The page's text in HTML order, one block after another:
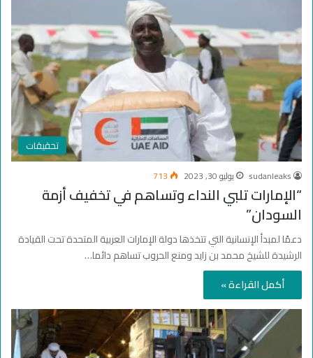
تحقيقات
sudanleaks يوليو 30, 2023 713
“الإمارات تلبي النداء وتساهم في تخفيف أزمة
السودان”
دعمًا لمبدأ الإنسانية التي تتخذها دولة الإمارات العربية المتحدة تحت القيادة
الرشيدة للشيخ محمد بن زايد ومنع الحروب تساهم دائما…
أكمل القراءة »